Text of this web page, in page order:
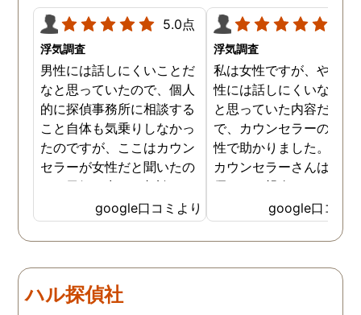
5.0点
浮気調査
男性には話しにくいことだ
なと思っていたので、個人
的に探偵事務所に相談する
こと自体も気乗りしなかっ
たのですが、ここはカウン
セラーが女性だと聞いたの
で、勇気を出して相談して
みることにしました。感極
まって泣いてしまったり、
感情が表に出すぎてしまう
ださったので安心して悩み
を話せました。他はどうか
google口コミより
浮気調査
私は女性ですが、やはり
性には話しにくいな。。
と思っていた内容だった
で、カウンセラーの方が
性で助かりました。MR
カウンセラーさんはすご
優しくて親身になって話
聞いてくれるので思わず
を流して話してしまいま
た。それほど自分がずっ
した、調査料金は決して
google口コミ
ハル探偵社